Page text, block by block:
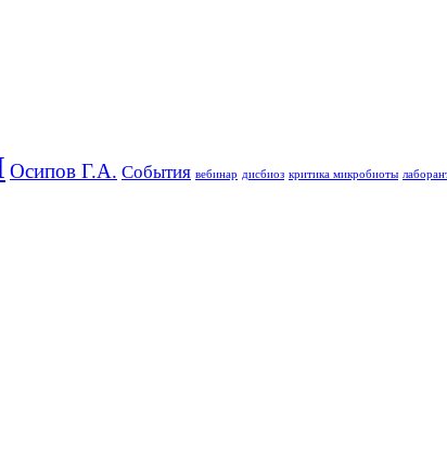
Осипов Г.А. События вебинар дисбиоз критика микробиоты